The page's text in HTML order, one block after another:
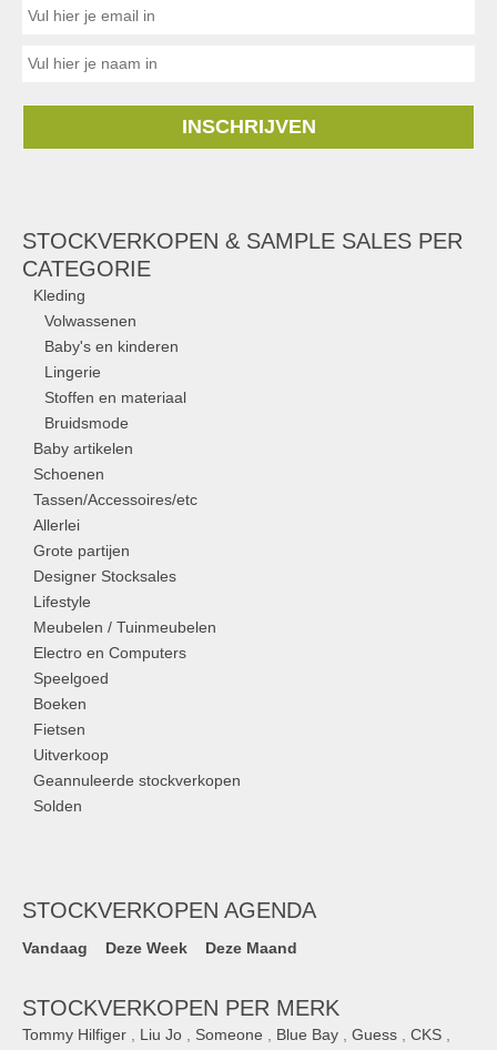
INSCHRIJVEN
STOCKVERKOPEN & SAMPLE SALES PER
CATEGORIE
Kleding
Volwassenen
Baby's en kinderen
Lingerie
Stoffen en materiaal
Bruidsmode
Baby artikelen
Schoenen
Tassen/Accessoires/etc
Allerlei
Grote partijen
Designer Stocksales
Lifestyle
Meubelen / Tuinmeubelen
Electro en Computers
Speelgoed
Boeken
Fietsen
Uitverkoop
Geannuleerde stockverkopen
Solden
STOCKVERKOPEN AGENDA
Vandaag Deze Week Deze Maand
STOCKVERKOPEN PER MERK
Tommy Hilfiger Liu Jo Someone Blue Bay Guess CKS